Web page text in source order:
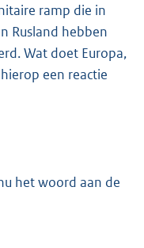
ramp die in
Rusland hebben
Wat doet Europa,
een reactie
het woord aan de